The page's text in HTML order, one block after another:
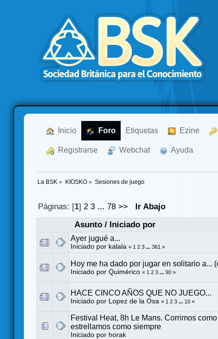
Inicio Foro Etiquetas Ezine
Registrarse Webchat Ayuda
La BSK » KIOSKO» Sesiones de juego
Páginas: [1]2 3 ...78 >>
Ir Abajo
Asunto/ Iniciado por
Ayer jugué a...
Iniciado por kalala « 1 2 3 ... 361 »
Hoy me ha dado por jugar en solitario a...
Iniciado por Quimérico « 1 2 3 ... 90 »
HACE CINCO AÑOS QUE NO JUEGO...
Iniciado por Lopez de la Osa « 1 2 3 ... 10 »
Festival Heat, 8h Le Mans. Corrimos
estrellamos como siempre
Iniciado por horak